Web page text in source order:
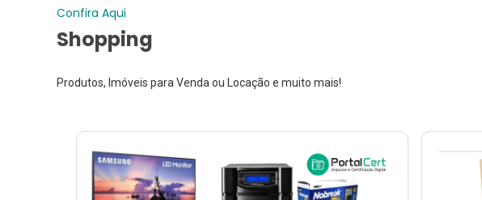
Confira Aqui
Shopping
Produtos, Imóveis para Venda ou Locação e muito mais!